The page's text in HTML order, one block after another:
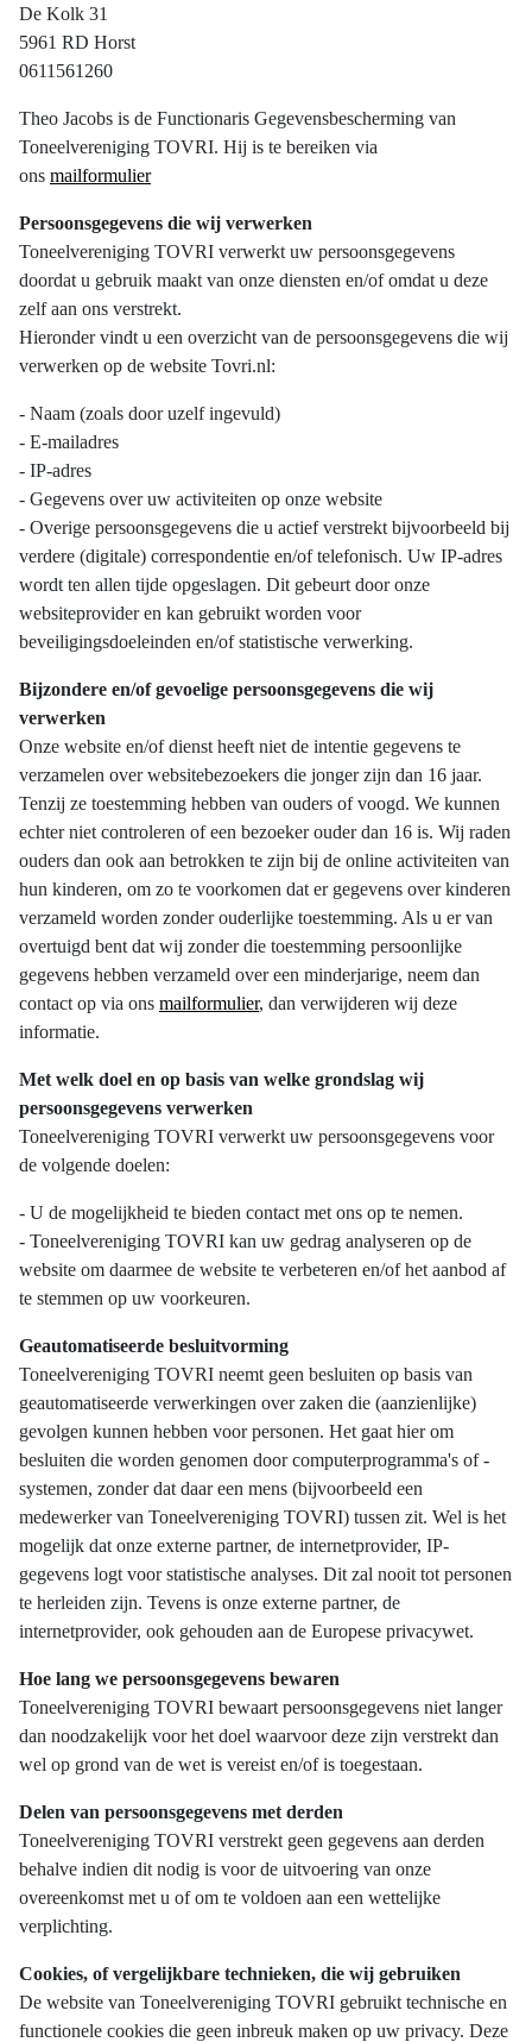
De Kolk 31
5961 RD Horst
0611561260
Theo Jacobs is de Functionaris Gegevensbescherming van
Toneelvereniging TOVRI. Hij is te bereiken via
ons mailformulier
Persoonsgegevens die wij verwerken
Toneelvereniging TOVRI verwerkt uw persoonsgegevens
doordat u gebruik maakt van onze diensten en/of omdat u deze
zelf aan ons verstrekt.
Hieronder vindt u een overzicht van de persoonsgegevens die wij
verwerken op de website Tovri.nl:
- Naam (zoals door uzelf ingevuld)
- E-mailadres
- IP-adres
- Gegevens over uw activiteiten op onze website
- Overige persoonsgegevens die u actief verstrekt bijvoorbeeld bij
verdere (digitale) correspondentie en/of telefonisch. Uw IP-adres
wordt ten allen tijde opgeslagen. Dit gebeurt door onze
websiteprovider en kan gebruikt worden voor
beveiligingsdoeleinden en/of statistische verwerking.
Bijzondere en/of gevoelige persoonsgegevens die wij
verwerken
Onze website en/of dienst heeft niet de intentie gegevens te
verzamelen over websitebezoekers die jonger zijn dan 16 jaar.
Tenzij ze toestemming hebben van ouders of voogd. We kunnen
echter niet controleren of een bezoeker ouder dan 16 is. Wij raden
ouders dan ook aan betrokken te zijn bij de online activiteiten van
hun kinderen, om zo te voorkomen dat er gegevens over kinderen
verzameld worden zonder ouderlijke toestemming. Als u er van
overtuigd bent dat wij zonder die toestemming persoonlijke
gegevens hebben verzameld over een minderjarige, neem dan
contact op via ons mailformulier, dan verwijderen wij deze
informatie.
Met welk doel en op basis van welke grondslag wij
persoonsgegevens verwerken
Toneelvereniging TOVRI verwerkt uw persoonsgegevens voor
de volgende doelen:
- U de mogelijkheid te bieden contact met ons op te nemen.
- Toneelvereniging TOVRI kan uw gedrag analyseren op de
website om daarmee de website te verbeteren en/of het aanbod af
te stemmen op uw voorkeuren.
Geautomatiseerde besluitvorming
Toneelvereniging TOVRI neemt geen besluiten op basis van
geautomatiseerde verwerkingen over zaken die (aanzienlijke)
gevolgen kunnen hebben voor personen. Het gaat hier om
besluiten die worden genomen door computerprogramma's of -
systemen, zonder dat daar een mens (bijvoorbeeld een
medewerker van Toneelvereniging TOVRI) tussen zit. Wel is het
mogelijk dat onze externe partner, de internetprovider, IP-
gegevens logt voor statistische analyses. Dit zal nooit tot personen
te herleiden zijn. Tevens is onze externe partner, de
internetprovider, ook gehouden aan de Europese privacywet.
Hoe lang we persoonsgegevens bewaren
Toneelvereniging TOVRI bewaart persoonsgegevens niet langer
dan noodzakelijk voor het doel waarvoor deze zijn verstrekt dan
wel op grond van de wet is vereist en/of is toegestaan.
Delen van persoonsgegevens met derden
Toneelvereniging TOVRI verstrekt geen gegevens aan derden
behalve indien dit nodig is voor de uitvoering van onze
overeenkomst met u of om te voldoen aan een wettelijke
verplichting.
Cookies, of vergelijkbare technieken, die wij gebruiken
De website van Toneelvereniging TOVRI gebruikt technische en
functionele cookies die geen inbreuk maken op uw privacy. Deze